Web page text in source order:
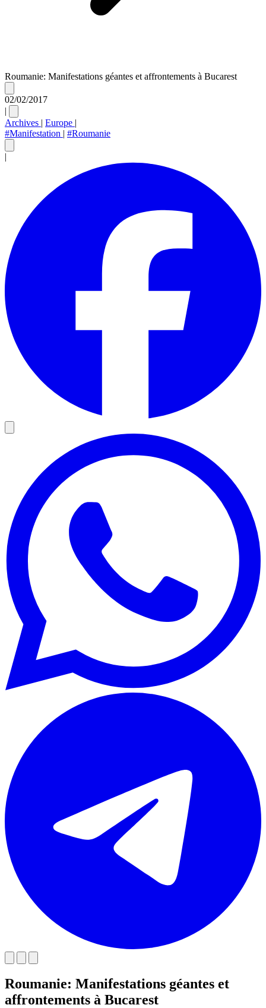
Roumanie: Manifestations géantes et affrontements à Bucarest
02/02/2017
|
Archives | Europe |
#Manifestation | #Roumanie
|
Roumanie: Manifestations géantes et
affrontements à Bucarest